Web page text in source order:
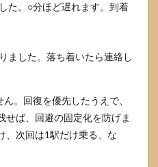
た。○分ほど遅れます。到着
ました。落ち着いたら連絡し
。回復を優先したうえで、
せば、回避の固定化を防げま
、次回は1駅だけ乗る、な